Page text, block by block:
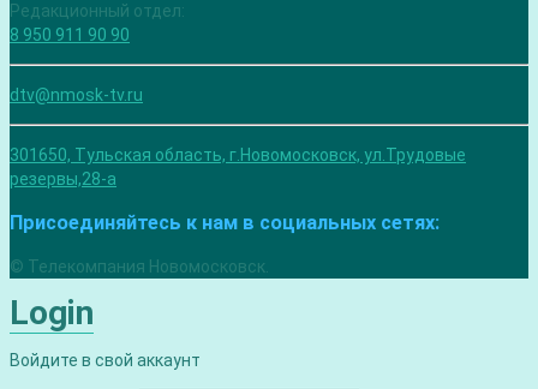
Редакционный отдел:
8 950 911 90 90
dtv@nmosk-tv.ru
301650, Тульская область, г.Новомосковск, ул.Трудовые
резервы,28-а
Присоединяйтесь к нам в социальных сетях:
© Телекомпания Новомосковск.
Login
Войдите в свой аккаунт